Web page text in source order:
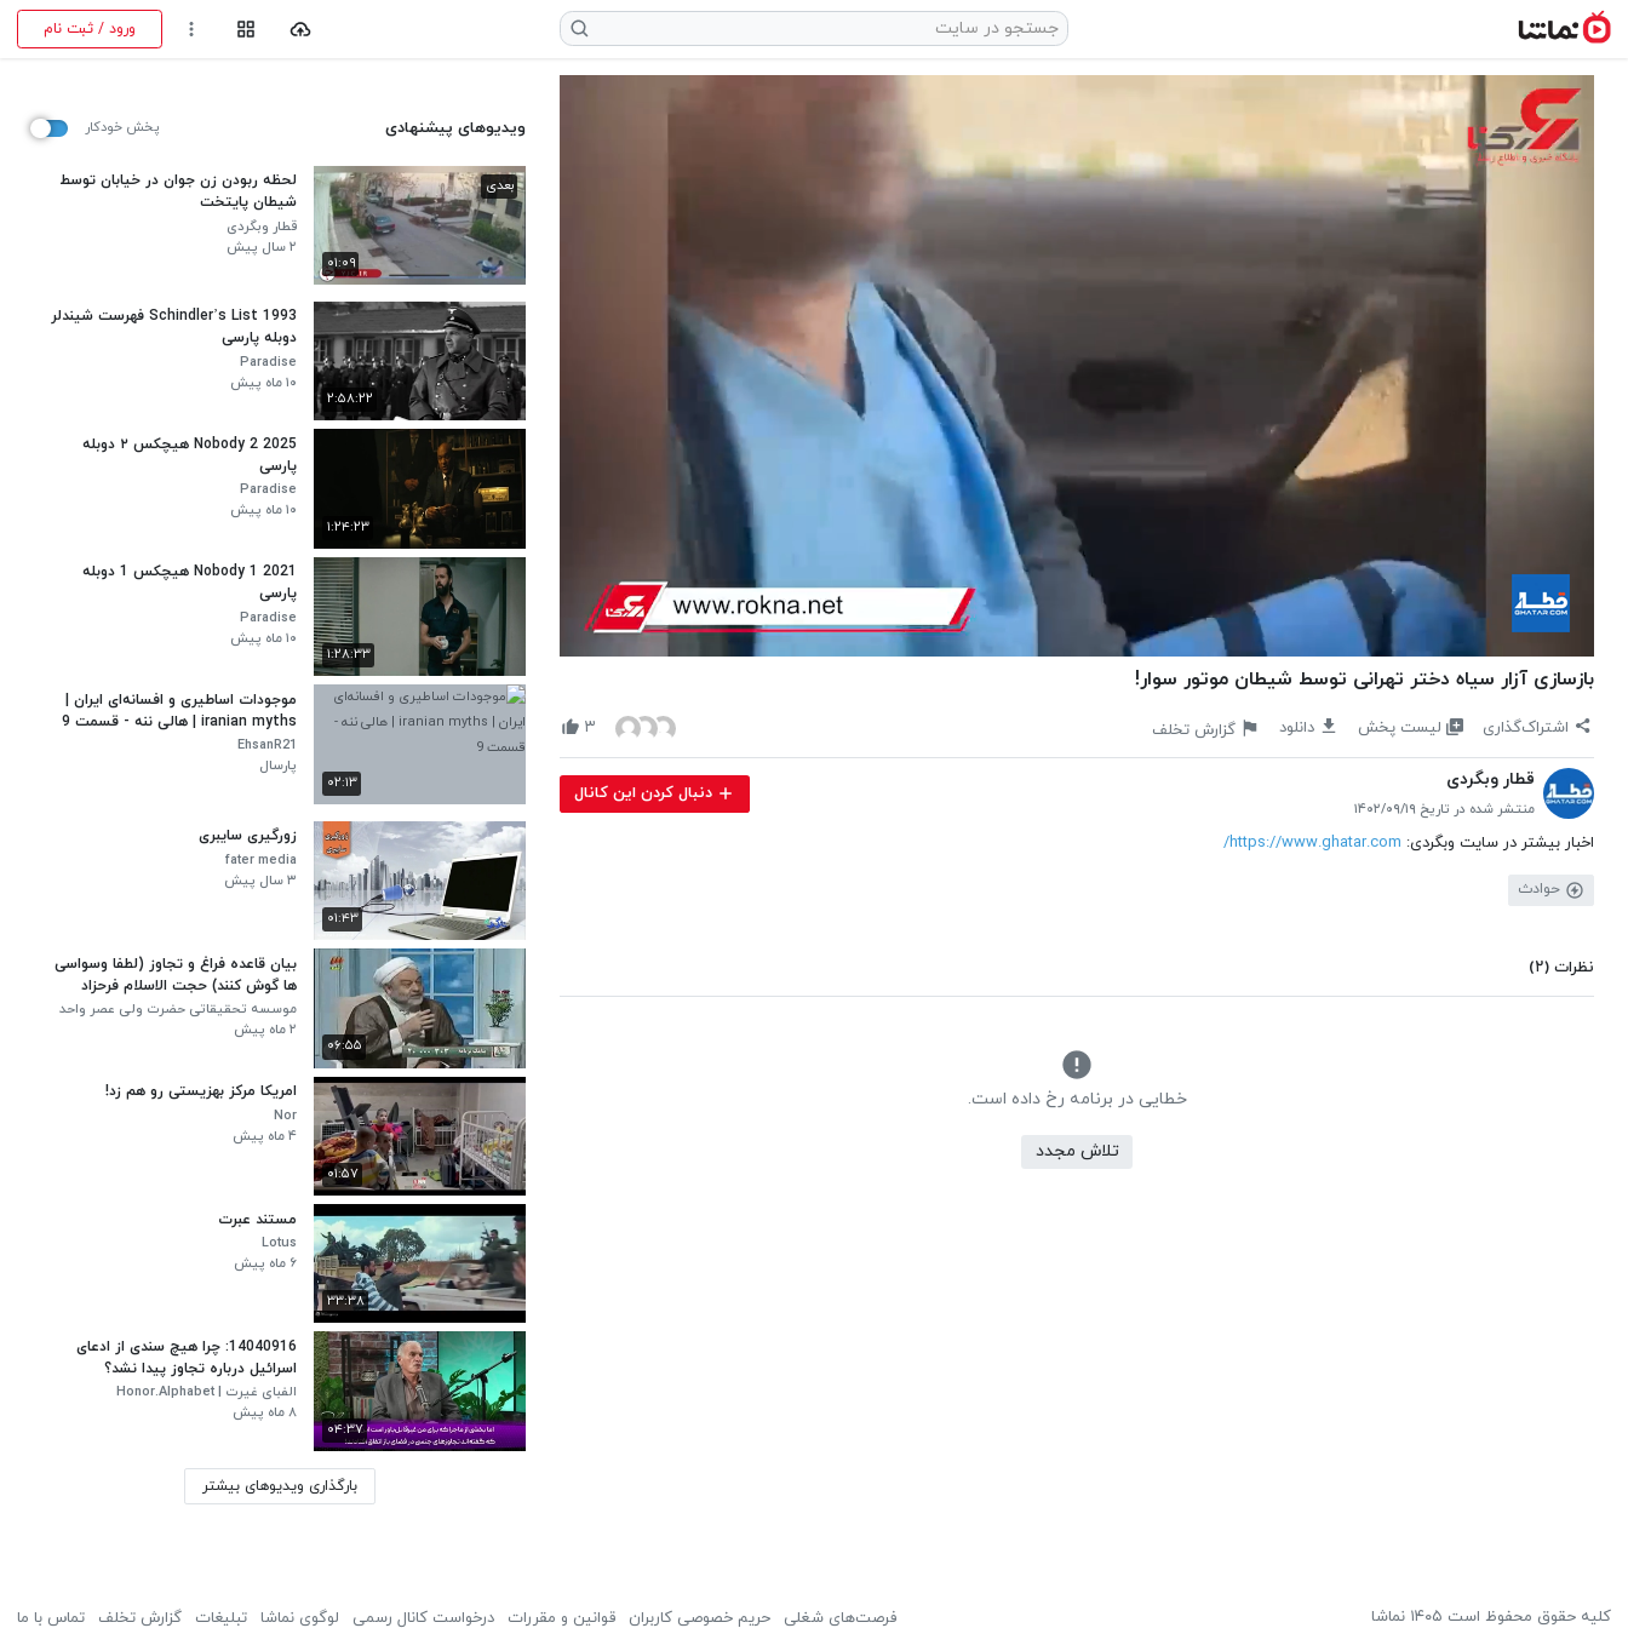
ورود / ثبت نام
بازسازی آزار سیاه دختر تهرانی توسط شیطان موتور سوار!
اشتراک‌گذاری لیست پخش دانلود گزارش تخلف ۳
قطار وبگردی
منتشر شده در تاریخ ۱۴۰۲/۰۹/۱۹
دنبال کردن این کانال
اخبار بیشتر در سایت وبگردی: https://www.ghatar.com/
حوادث
نظرات (۲)
خطایی در برنامه رخ داده است.
تلاش مجدد
ویدیوهای پیشنهادی پخش خودکار
۰۱:۰۹
بعدی
لحظه ربودن زن جوان در خیابان توسط
شیطان پایتخت
قطار وبگردی
۲ سال پیش
۲:۵۸:۲۲
Schindler’s List 1993 فهرست شیندلر
دوبله پارسی
Paradise
۱۰ ماه پیش
۱:۲۴:۲۳
Nobody 2 2025 هیچکس ۲ دوبله
پارسی
Paradise
۱۰ ماه پیش
۱:۲۸:۳۳
Nobody 1 2021 هیچکس 1 دوبله
پارسی
Paradise
۱۰ ماه پیش
۰۲:۱۳
موجودات اساطیری و افسانه‌ای ایران |
iranian myths | هالی ننه - قسمت 9
EhsanR21
پارسال
۰۱:۴۳
زورگیری سایبری
fater media
۳ سال پیش
۰۶:۵۵
بیان قاعده فراغ و تجاوز (لطفا وسواسی
ها گوش کنند) حجت الاسلام فرحزاد
موسسه تحقیقاتی حضرت ولی عصر واحد
خراسان جنوبی
۲ ماه پیش
۰۱:۵۷
امریکا مرکز بهزیستی رو هم زد!
Nor
۴ ماه پیش
۳۳:۳۸
مستند عبرت
Lotus
۶ ماه پیش
۰۴:۳۷
14040916: چرا هیچ سندی از ادعای
اسرائیل درباره تجاوز پیدا نشد؟
الفبای غیرت | Honor.Alphabet
۸ ماه پیش
بارگذاری ویدیوهای بیشتر
کلیه حقوق محفوظ است ۱۴۰۵ نماشا فرصت‌های شغلی حریم خصوصی کاربران قوانین و مقررات درخواست کانال رسمی لوگوی نماشا تبلیغات گزارش تخلف تماس با ما